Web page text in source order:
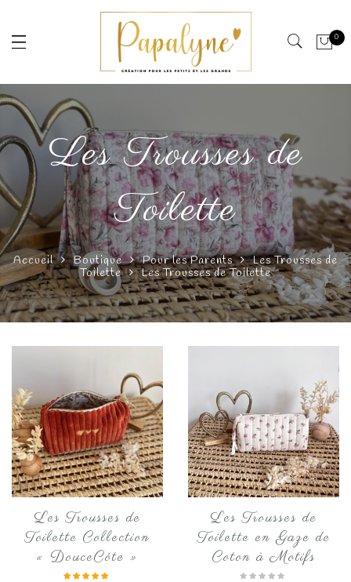
0
Les Trousses de
Toilette
Accueil Boutique Pour les Parents
Les Trousses de
Toilette
Les Trousses de Toilette
Les Trousses de
Toilette Collection
« DouceCôte »
Les Trousses de
Toilette en Gaze de
Coton à Motifs